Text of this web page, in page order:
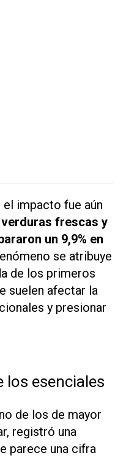
impacto fue aún
frescas y
un 9,9% en
se atribuye
de los primeros
suelen afectar la
y presionar
esenciales
de los de mayor
registró una
parece una cifra